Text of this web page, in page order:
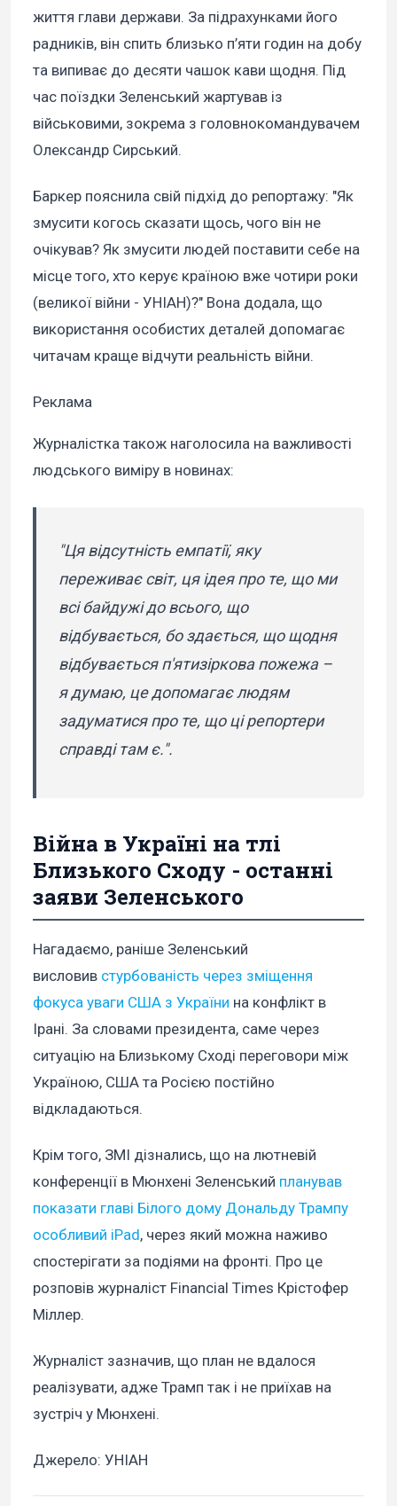
життя глави держави. За підрахунками його
радників, він спить близько п’яти годин на добу
та випиває до десяти чашок кави щодня. Під
час поїздки Зеленський жартував із
військовими, зокрема з головнокомандувачем
Олександр Сирський.
Баркер пояснила свій підхід до репортажу: "Як
змусити когось сказати щось, чого він не
очікував? Як змусити людей поставити себе на
місце того, хто керує країною вже чотири роки
(великої війни - УНІАН)?" Вона додала, що
використання особистих деталей допомагає
читачам краще відчути реальність війни.
Реклама
Журналістка також наголосила на важливості
людського виміру в новинах:
"Ця відсутність емпатії, яку
переживає світ, ця ідея про те, що ми
всі байдужі до всього, що
відбувається, бо здається, що щодня
відбувається п'ятизіркова пожежа –
я думаю, це допомагає людям
задуматися про те, що ці репортери
справді там є.".
Війна в Україні на тлі
Близького Сходу - останні
заяви Зеленського
Нагадаємо, раніше Зеленський
висловив стурбованість через зміщення
фокуса уваги США з України на конфлікт в
Ірані. За словами президента, саме через
ситуацію на Близькому Сході переговори між
Україною, США та Росією постійно
відкладаються.
Крім того, ЗМІ дізнались, що на лютневій
конференції в Мюнхені Зеленський планував
показати главі Білого дому Дональду Трампу
особливий iPad, через який можна наживо
спостерігати за подіями на фронті. Про це
розповів журналіст Financial Times Крістофер
Міллер.
Журналіст зазначив, що план не вдалося
реалізувати, адже Трамп так і не приїхав на
зустріч у Мюнхені.
Джерело: УНІАН